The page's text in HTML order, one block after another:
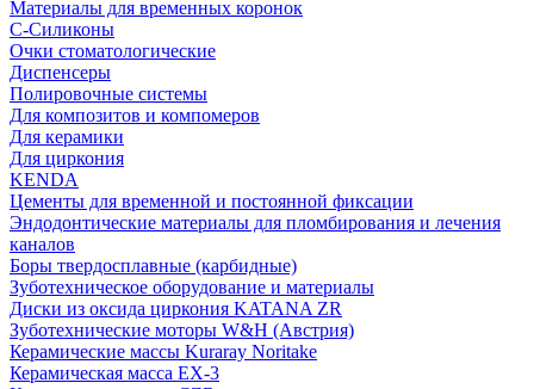
Материалы для временных коронок
С-Силиконы
Очки стоматологические
Диспенсеры
Полировочные системы
Для композитов и компомеров
Для керамики
Для циркония
KENDA
Цементы для временной и постоянной фиксации
Эндодонтические материалы для пломбирования и лечения
каналов
Боры твердосплавные (карбидные)
Зуботехническое оборудование и материалы
Диски из оксида циркония KATANA ZR
Зуботехнические моторы W&H (Австрия)
Керамические массы Kuraray Noritake
Керамическая масса EX-3